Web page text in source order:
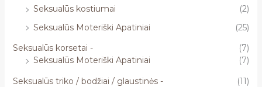
Seksualūs kostiumai
(2)
Seksualūs Moteriški Apatiniai
(25)
Seksualūs korsetai -
(7)
Seksualūs Moteriški Apatiniai
(7)
Seksualūs triko / bodžiai / glaustinės -
(11)